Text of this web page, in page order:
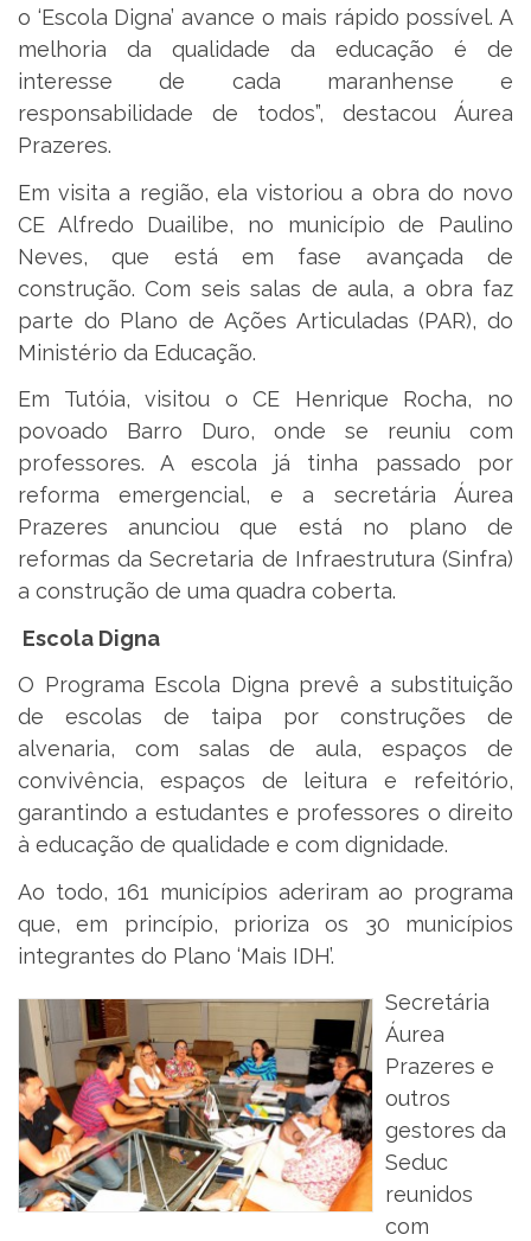
o ‘Escola Digna’ avance o mais rápido possível. A
melhoria da qualidade da educação é de
interesse de cada maranhense e
responsabilidade de todos”, destacou Áurea
Prazeres.
Em visita a região, ela vistoriou a obra do novo
CE Alfredo Duailibe, no município de Paulino
Neves, que está em fase avançada de
construção. Com seis salas de aula, a obra faz
parte do Plano de Ações Articuladas (PAR), do
Ministério da Educação.
Em Tutóia, visitou o CE Henrique Rocha, no
povoado Barro Duro, onde se reuniu com
professores. A escola já tinha passado por
reforma emergencial, e a secretária Áurea
Prazeres anunciou que está no plano de
reformas da Secretaria de Infraestrutura (Sinfra)
a construção de uma quadra coberta.
Escola Digna
O Programa Escola Digna prevê a substituição
de escolas de taipa por construções de
alvenaria, com salas de aula, espaços de
convivência, espaços de leitura e refeitório,
garantindo a estudantes e professores o direito
à educação de qualidade e com dignidade.
Ao todo, 161 municípios aderiram ao programa
que, em princípio, prioriza os 30 municípios
integrantes do Plano ‘Mais IDH’.
Secretária
Áurea
Prazeres e
outros
gestores da
Seduc
reunidos
com